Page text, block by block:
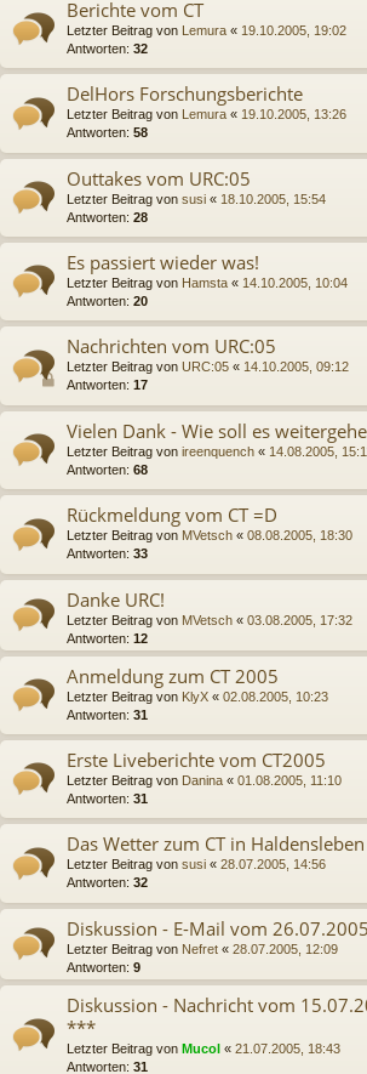
Berichte vom CT
Letzter Beitrag von Lemura « 19.10.2005, 19:02
Antworten: 32
DelHors Forschungsberichte
Letzter Beitrag von Lemura « 19.10.2005, 13:26
Antworten: 58
Outtakes vom URC:05
Letzter Beitrag von susi « 18.10.2005, 15:54
Antworten: 28
Es passiert wieder was!
Letzter Beitrag von Hamsta « 14.10.2005, 10:04
Antworten: 20
Nachrichten vom URC:05
Letzter Beitrag von URC:05 « 14.10.2005, 09:12
Antworten: 17
Vielen Dank - Wie soll es
Letzter Beitrag von ireenquench « 14.08.2005,
Antworten: 68
Rückmeldung vom CT =D
Letzter Beitrag von MVetsch « 08.08.2005, 18:30
Antworten: 33
Danke URC!
Letzter Beitrag von MVetsch « 03.08.2005, 17:32
Antworten: 12
Anmeldung zum CT 2005
Letzter Beitrag von KlyX « 02.08.2005, 10:23
Antworten: 31
Erste Liveberichte vom CT2005
Letzter Beitrag von Danina « 01.08.2005, 11:10
Antworten: 31
Das Wetter zum CT in Haldensleben
Letzter Beitrag von susi « 28.07.2005, 14:56
Antworten: 32
Diskussion - E-Mail vom
Letzter Beitrag von Nefret « 28.07.2005, 12:09
Antworten: 9
Diskussion - Nachricht vom
***
Letzter Beitrag von Mucol « 21.07.2005, 18:43
Antworten: 31